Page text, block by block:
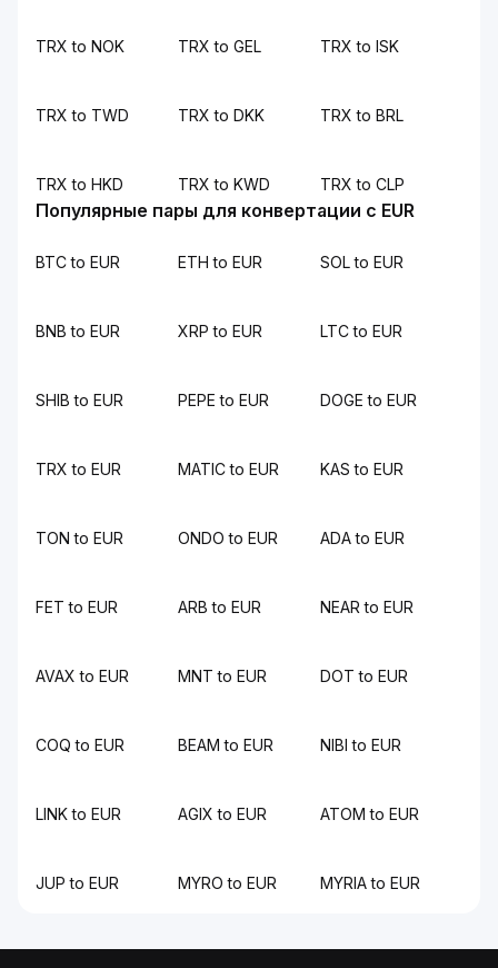
TRX to NOK TRX to GEL TRX to ISK
TRX to TWD TRX to DKK TRX to BRL
TRX to HKD TRX to KWD TRX to CLP
Популярные пары для конвертации с EUR
BTC to EUR ETH to EUR SOL to EUR
BNB to EUR XRP to EUR LTC to EUR
SHIB to EUR PEPE to EUR DOGE to EUR
TRX to EUR MATIC to EUR KAS to EUR
TON to EUR ONDO to EUR ADA to EUR
FET to EUR ARB to EUR NEAR to EUR
AVAX to EUR MNT to EUR DOT to EUR
COQ to EUR BEAM to EUR NIBI to EUR
LINK to EUR AGIX to EUR ATOM to EUR
JUP to EUR MYRO to EUR MYRIA to EUR